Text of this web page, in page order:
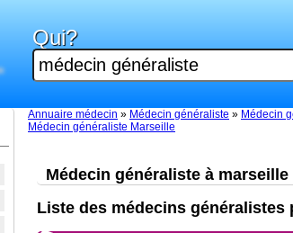
Qui?
Annuaire médecin » Médecin généraliste » Médecin
Médecin généraliste Marseille
Médecin généraliste à marseille
Liste des médecins généralistes